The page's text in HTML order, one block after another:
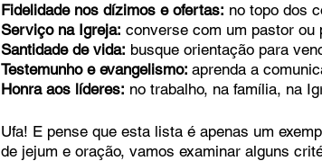
Fidelidade nos dízimos e ofertas: no topo dos
Serviço na Igreja: converse com um pastor ou
Santidade de vida: busque orientação para
Testemunho e evangelismo: aprenda a
Honra aos líderes: no trabalho, na família, na
Ufa! E pense que esta lista é apenas um
de jejum e oração, vamos examinar alguns